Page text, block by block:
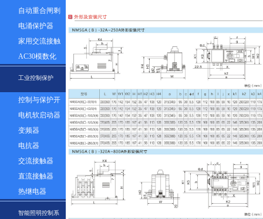
型断路器
自动重合闸剩
余电流塑壳断
路器
电涌保护器
家用交流接触
器
AC30模数化
工业控制保护
控制与保护开
关
电机软启动器
变频器
电抗器
交流接触器
直流接触器
热继电器
智能照明控制系